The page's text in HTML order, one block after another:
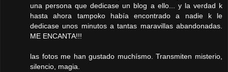
una persona que dedicase un blog a ello... y la verdad k
hasta ahora tampoko había encontrado a nadie k le
dedicase unos minutos a tantas maravillas abandonadas.
ME ENCANTA!!!
las fotos me han gustado muchísmo. Transmiten misterio,
silencio, magia.